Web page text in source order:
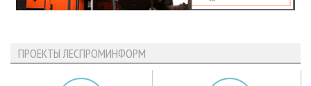
ПРОЕКТЫ ЛЕСПРОМИНФОРМ